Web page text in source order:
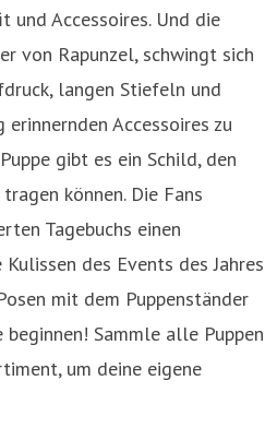
Accessoires. Und die
von Rapunzel, schwingt sich
langen Stiefeln und
erinnernden Accessoires zu
gibt es ein Schild, den
können. Die Fans
Tagebuchs einen
des Events des Jahres
mit dem Puppenständer
Sammle alle Puppen
um deine eigene